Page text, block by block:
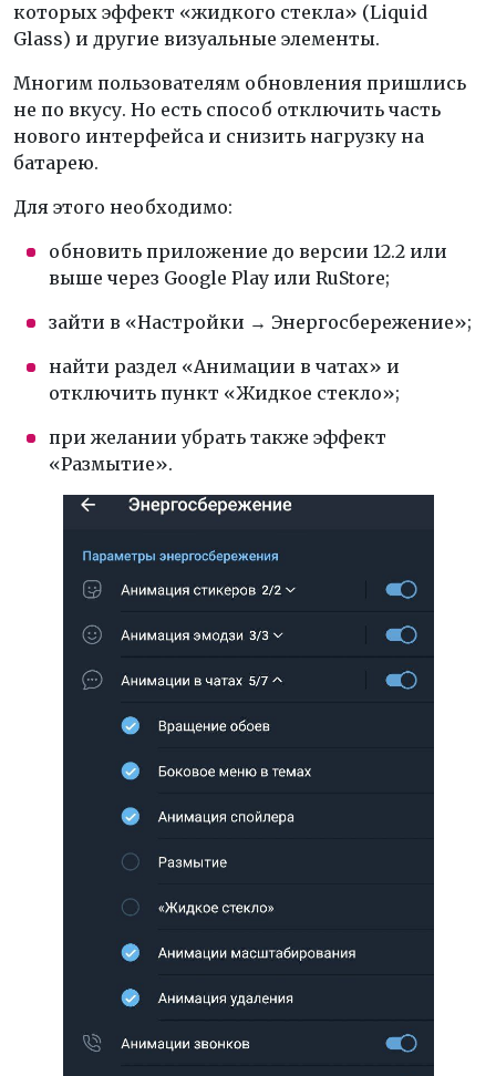
которых эффект «жидкого стекла» (Liquid
Glass) и другие визуальные элементы.
Многим пользователям обновления пришлись
не по вкусу. Но есть способ отключить часть
нового интерфейса и снизить нагрузку на
батарею.
Для этого необходимо:
обновить приложение до версии 12.2 или
выше через Google Play или RuStore;
зайти в «Настройки → Энергосбережение»;
найти раздел «Анимации в чатах» и
отключить пункт «Жидкое стекло»;
при желании убрать также эффект
«Размытие».